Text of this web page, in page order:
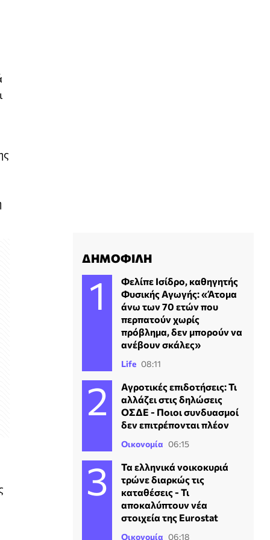
ΔΗΜΟΦΙΛΗ
Φελίπε Ισίδρο, καθηγητής
Φυσικής Αγωγής: «Άτομα
άνω των 70 ετών που
περπατούν χωρίς
πρόβλημα, δεν μπορούν να
ανέβουν σκάλες»
Life 08:11
Αγροτικές επιδοτήσεις: Τι
αλλάζει στις δηλώσεις
ΟΣΔΕ - Ποιοι συνδυασμοί
δεν επιτρέπονται πλέον
Οικονομία 06:15
Τα ελληνικά νοικοκυριά
τρώνε διαρκώς τις
καταθέσεις - Τι
αποκαλύπτουν νέα
στοιχεία της Eurostat
Οικονομία 06:18